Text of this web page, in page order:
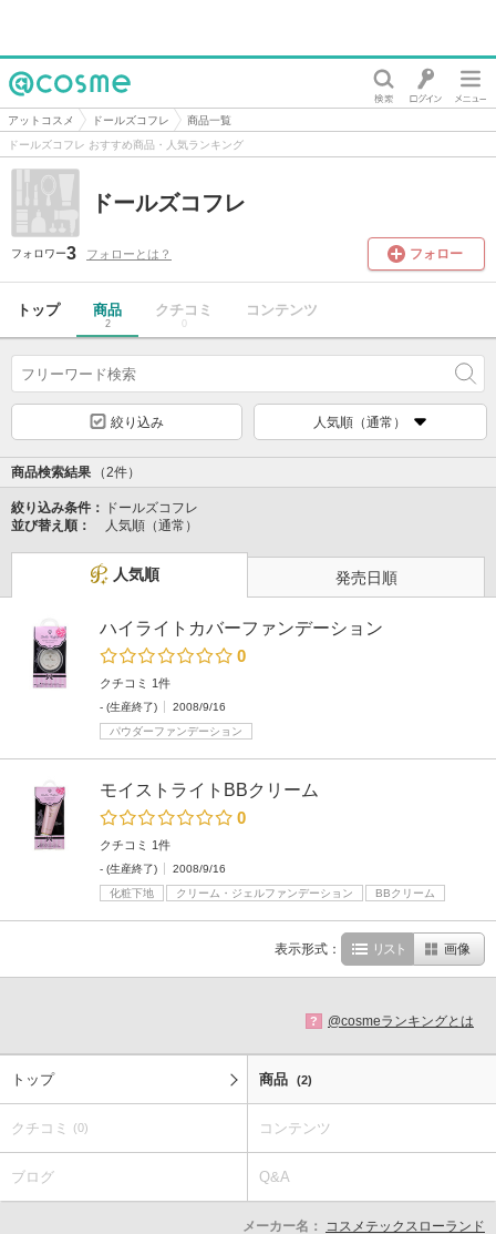
@cosme
アットコスメ ドールズコフレ
商品一覧
ドールズコフレ おすすめ商品・人気ランキング
ドールズコフレ
フォロワー3 フォローとは？ フォロー
トップ 商品
2
クチコミ
0
コンテンツ
絞り込み 人気順（通常）
商品検索結果 （2件）
絞り込み条件：
ドールズコフレ
並び替え順：
人気順（通常）
人気順 発売日順
ハイライトカバーファンデーション
0
クチコミ 1件
- (生産終了)
2008/9/16
パウダーファンデーション
モイストライトBBクリーム
0
クチコミ 1件
- (生産終了)
2008/9/16
化粧下地
クリーム・ジェルファンデーション BBクリーム
表示形式： リスト 画像
? @cosmeランキングとは
トップ 商品 (2)
クチコミ (0) コンテンツ
ブログ Q&A
メーカー名： コスメテックスローランド